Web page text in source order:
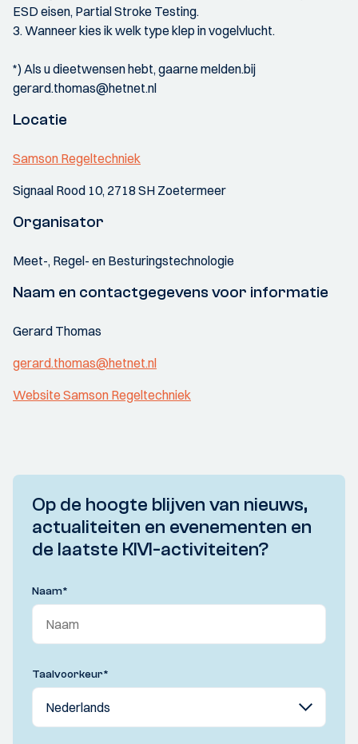
ESD eisen, Partial Stroke Testing.
3. Wanneer kies ik welk type klep in vogelvlucht.
*) Als u dieetwensen hebt, gaarne melden.bij
gerard.thomas@hetnet.nl
Locatie
Samson Regeltechniek
Signaal Rood 10, 2718 SH Zoetermeer
Organisator
Meet-, Regel- en Besturingstechnologie
Naam en contactgegevens voor informatie
Gerard Thomas
gerard.thomas@hetnet.nl
Website Samson Regeltechniek
Op de hoogte blijven van nieuws,
actualiteiten en evenementen en
de laatste KIVI-activiteiten?
Naam*
Taalvoorkeur*